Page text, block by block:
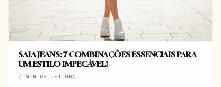
SAIA JEANS: 7 COMBINAÇÕES ESSENCIAIS PARA
UM ESTILO IMPECÁVEL!
7 MIN DE LEITURA